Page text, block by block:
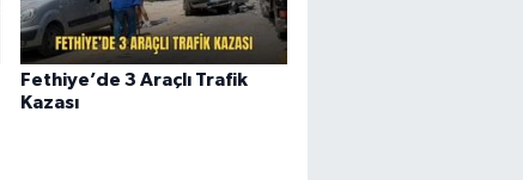
Fethiye’de 3 Araçlı Trafik
Kazası